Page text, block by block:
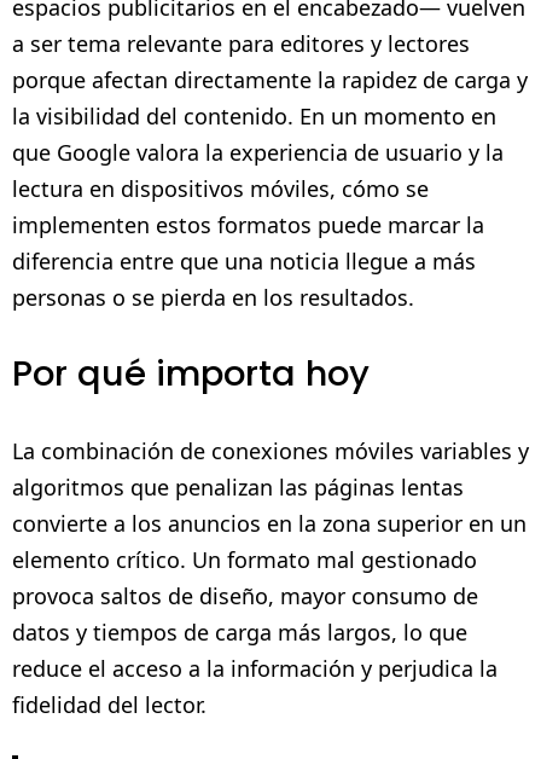
espacios publicitarios en el encabezado— vuelven
a ser tema relevante para editores y lectores
porque afectan directamente la rapidez de carga y
la visibilidad del contenido. En un momento en
que Google valora la experiencia de usuario y la
lectura en dispositivos móviles, cómo se
implementen estos formatos puede marcar la
diferencia entre que una noticia llegue a más
personas o se pierda en los resultados.
Por qué importa hoy
La combinación de conexiones móviles variables y
algoritmos que penalizan las páginas lentas
convierte a los anuncios en la zona superior en un
elemento crítico. Un formato mal gestionado
provoca saltos de diseño, mayor consumo de
datos y tiempos de carga más largos, lo que
reduce el acceso a la información y perjudica la
fidelidad del lector.